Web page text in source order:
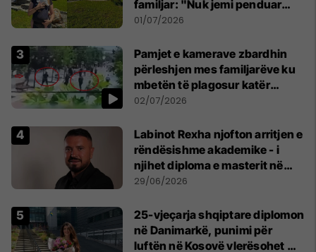
familjar: "Nuk jemi penduar
asnjë ditë"
01/07/2026
Pamjet e kamerave zbardhin
përleshjen mes familjarëve ku
mbetën të plagosur katër
persona
02/07/2026
Labinot Rexha njofton arritjen e
rëndësishme akademike - i
njihet diploma e masterit në
Psikologji në Zvicër
29/06/2026
25-vjeçarja shqiptare diplomon
në Danimarkë, punimi për
luftën në Kosovë vlerësohet me